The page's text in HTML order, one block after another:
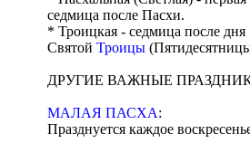
седмица после Пасхи.
* Троицкая - седмица после дня
Святой Троицы
ДРУГИЕ ВАЖНЫЕ
МАЛАЯ ПАСХА:
Празднуется каждое